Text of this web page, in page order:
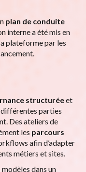
plan de conduite
interne a été mis en
plateforme par les
structuréeet
parties
Des ateliers de
les parcours
afin d’adapter
métiers et sites.
dans un